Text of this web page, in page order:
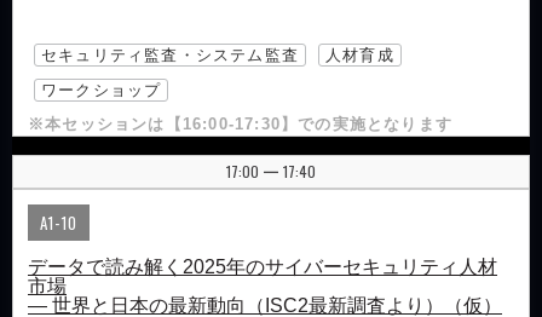
セキュリティ監査・システム監査
人材育成
ワークショップ
※本セッションは【16:00-17:30】での実施となります
17:00 | 17:40
A1-10
データで読み解く2025年のサイバーセキュリティ人材
市場
― 世界と日本の最新動向（ISC2最新調査より）（仮）